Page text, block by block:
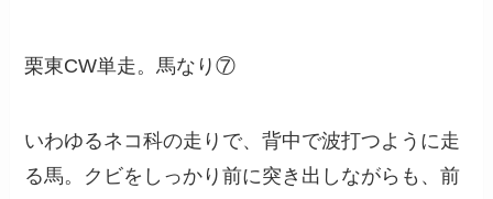
栗東CW単走。馬なり⑦
いわゆるネコ科の走りで、背中で波打つように走
る馬。クビをしっかり前に突き出しながらも、前